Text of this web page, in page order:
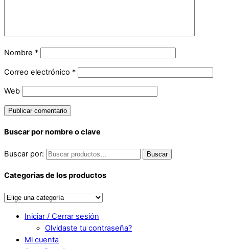
Nombre *
Correo electrónico *
Web
Buscar por nombre o clave
Buscar por: Buscar
Categorias de los productos
Iniciar / Cerrar sesión
Olvidaste tu contraseña?
Mi cuenta